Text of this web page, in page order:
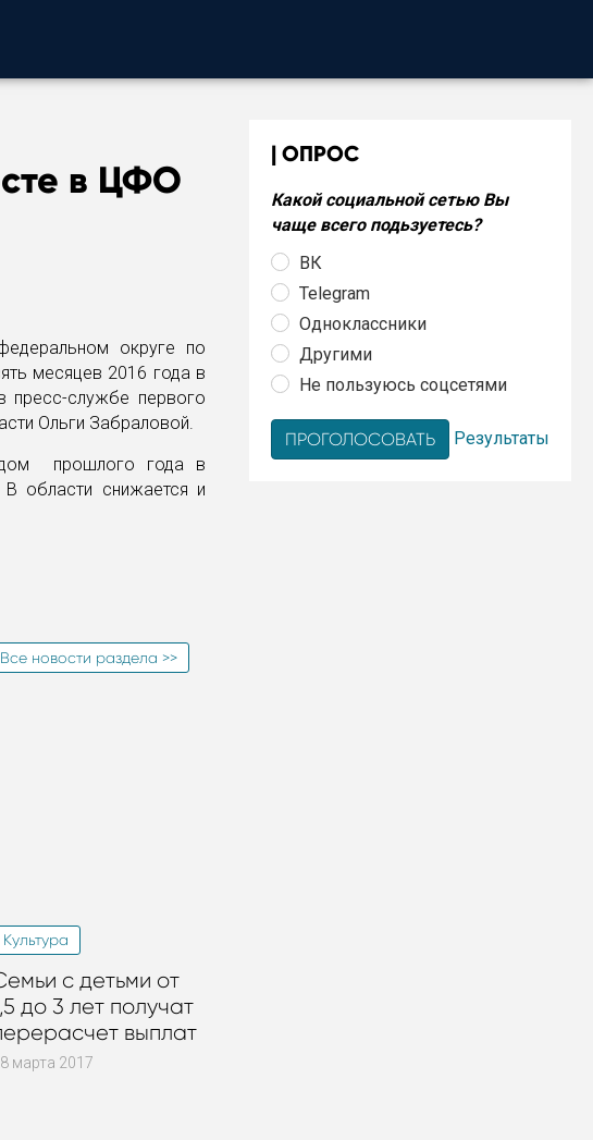
в ЦФО
округе по
месяцев 2016 года в
пресс-службе первого
Ольги Забраловой.
прошлого года в
области снижается и
Все новости раздела >>
Культура
с детьми от
до 3 лет получат
выплат
марта 2017
ОПРОС
Какой социальной сетью Вы
чаще всего подьзуетесь?
ВК
Telegram
Одноклассники
Другими
Не пользуюсь соцсетями
Результаты